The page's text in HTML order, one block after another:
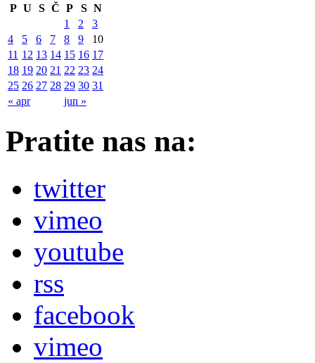
P U S Č P S N
« apr jun »
1 2
3
4
5 6 7 8 9
10
11 12 13 14 15 16 17
18 19 20 21 22 23 24
25 26 27 28 29 30 31
Pratite nas na:
twitter
vimeo
youtube
rss
facebook
vimeo